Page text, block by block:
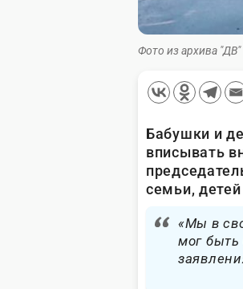
Фото из архива "ДВ"
Бабушки и
вписывать
семьи,
«Мы в
мог